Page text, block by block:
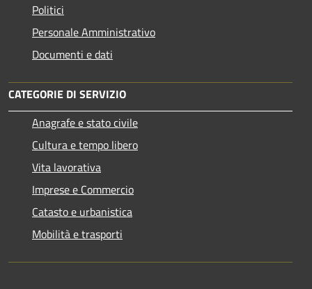
Politici
Personale Amministrativo
Documenti e dati
CATEGORIE DI SERVIZIO
Anagrafe e stato civile
Cultura e tempo libero
Vita lavorativa
Imprese e Commercio
Catasto e urbanistica
Mobilità e trasporti